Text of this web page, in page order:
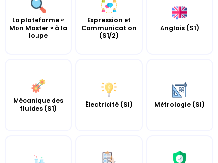
La plateforme «
Mon Master » à la
loupe
Expression et
Communication
(S1/2)
Anglais (S1)
Mécanique des
fluides (S1)
Électricité (S1) Métrologie (S1)